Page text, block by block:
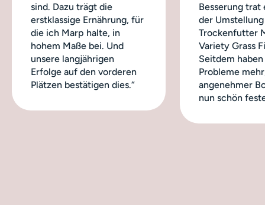
sind. Dazu trägt die
erstklassige Ernährung, für
die ich Marp halte, in
hohem Maße bei. Und
unsere langjährigen
Erfolge auf den vorderen
Plätzen bestätigen dies.“
Besserung trat
der
Trockenfutter
Variety Grass
Seitdem
Probleme
angenehmer
nun schön